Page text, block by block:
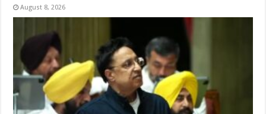
August 8, 2026